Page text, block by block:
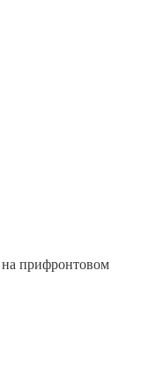
прифронтовом